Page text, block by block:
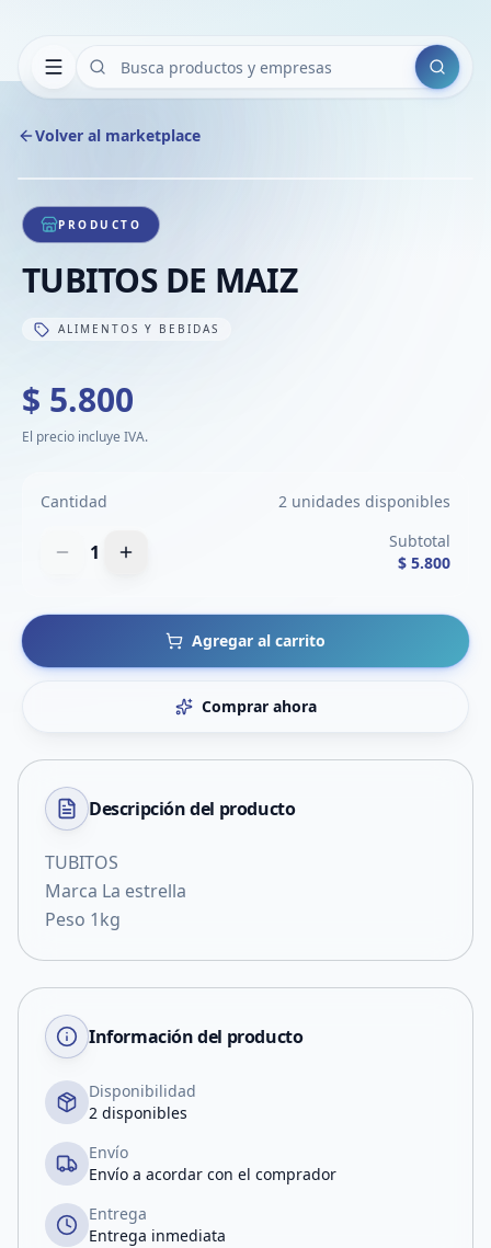
Buscar
Volver al marketplace
1/1
PRODUCTO
TUBITOS DE MAIZ
ALIMENTOS Y BEBIDAS
$ 5.800
El precio incluye IVA.
Cantidad 2 unidades disponibles
1
Subtotal
$ 5.800
Agregar al carrito
Comprar ahora
Descripción del producto
TUBITOS
Marca La estrella
Peso 1kg
Información del producto
Disponibilidad
2 disponibles
Envío
Envío a acordar con el comprador
Entrega
Entrega inmediata